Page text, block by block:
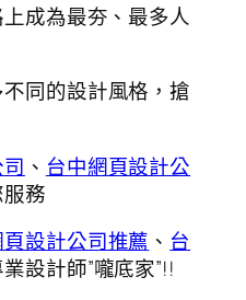
成為最夯、最多人
同的設計風格，搶
、 台中網頁設計公
務
設計公司推薦 、 台
設計師”嚨底家”!!